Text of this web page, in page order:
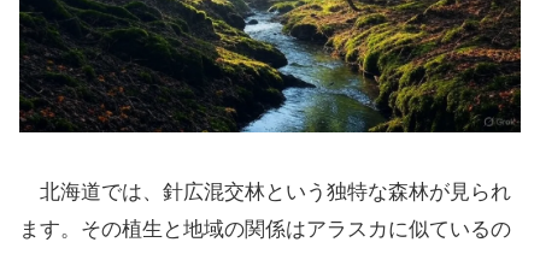
北海道では、針広混交林という独特な森林が見られ
ます。その植生と地域の関係はアラスカに似ているの